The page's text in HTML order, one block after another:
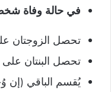
في حالة وفاة
تحصل الزوجتان على 1/8 من التركة
تحصل البنتان على
يُقسم الباقي (إن